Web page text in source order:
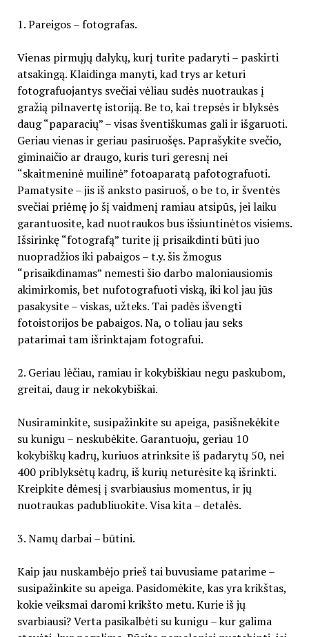
1. Pareigos – fotografas.
Vienas pirmųjų dalykų, kurį turite padaryti – paskirti
atsakingą. Klaidinga manyti, kad trys ar keturi
fotografuojantys svečiai vėliau sudės nuotraukas į
gražią pilnavertę istoriją. Be to, kai trepsės ir blyksės
daug “paparacių” – visas šventiškumas gali ir išgaruoti.
Geriau vienas ir geriau pasiruošęs. Paprašykite svečio,
giminaičio ar draugo, kuris turi geresnį nei
“skaitmeninė muilinė” fotoaparatą pafotografuoti.
Pamatysite – jis iš anksto pasiruoš, o be to, ir šventės
svečiai priėmę jo šį vaidmenį ramiau atsipūs, jei laiku
garantuosite, kad nuotraukos bus išsiuntinėtos visiems.
Išsirinkę “fotografą” turite jį prisaikdinti būti juo
nuopradžios iki pabaigos – t.y. šis žmogus
“prisaikdinamas” nemesti šio darbo maloniausiomis
akimirkomis, bet nufotografuoti viską, iki kol jau jūs
pasakysite – viskas, užteks. Tai padės išvengti
fotoistorijos be pabaigos. Na, o toliau jau seks
patarimai tam išrinktajam fotografui.
2. Geriau lėčiau, ramiau ir kokybiškiau negu paskubom,
greitai, daug ir nekokybiškai.
Nusiraminkite, susipažinkite su apeiga, pasišnekėkite
su kunigu – neskubėkite. Garantuoju, geriau 10
kokybiškų kadrų, kuriuos atrinksite iš padarytų 50, nei
400 priblyksėtų kadrų, iš kurių neturėsite ką išrinkti.
Kreipkite dėmesį į svarbiausius momentus, ir jų
nuotraukas padubliuokite. Visa kita – detalės.
3. Namų darbai – būtini.
Kaip jau nuskambėjo prieš tai buvusiame patarime –
susipažinkite su apeiga. Pasidomėkite, kas yra krikštas,
kokie veiksmai daromi krikšto metu. Kurie iš jų
svarbiausi? Verta pasikalbėti su kunigu – kur galima